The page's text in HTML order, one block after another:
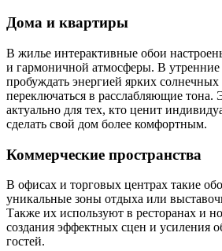
Дома и квартиры
В жилье интерактивные обои
и гармоничной атмосферы. В
пробуждать энергией ярких
переключаться в расслабляющие тона.
актуально для тех, кто ценит
сделать свой дом более комфортным.
Коммерческие пространства
В офисах и торговых центрах такие
уникальные зоны отдыха или
Также их используют в ресторанах и
создания эффектных сцен и усиления
гостей.